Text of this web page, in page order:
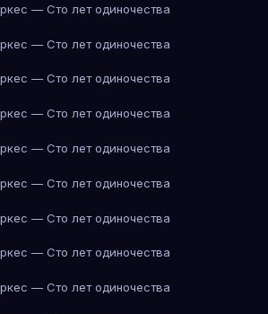
— Сто лет одиночества
— Сто лет одиночества
— Сто лет одиночества
— Сто лет одиночества
— Сто лет одиночества
— Сто лет одиночества
— Сто лет одиночества
— Сто лет одиночества
— Сто лет одиночества